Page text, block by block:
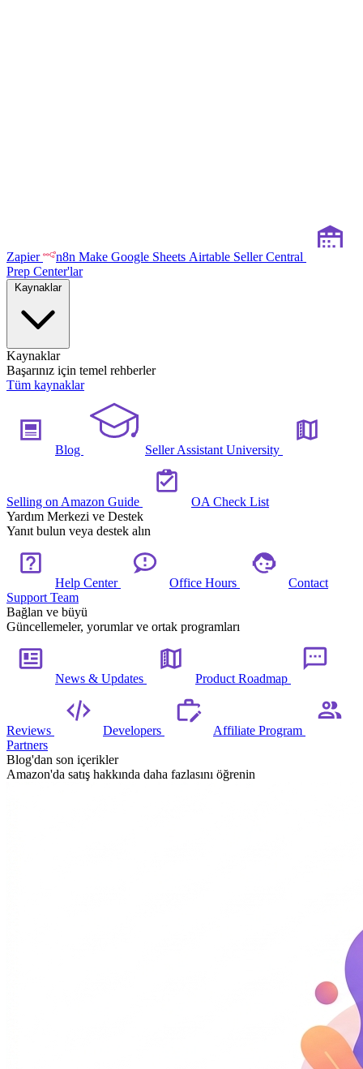
Zapier n8n Make Google Sheets Airtable Seller Central
Prep Center'lar
Kaynaklar
Kaynaklar
Başarınız için temel rehberler
Tüm kaynaklar
Blog Seller Assistant University
Selling on Amazon Guide
OA Check List
Yardım Merkezi ve Destek
Yanıt bulun veya destek alın
Help Center Office Hours
Contact
Support Team
Bağlan ve büyü
Güncellemeler, yorumlar ve ortak programları
News & Updates Product Roadmap
Reviews Developers
Affiliate Program
Partners
Blog'dan son içerikler
Amazon'da satış hakkında daha fazlasını öğrenin